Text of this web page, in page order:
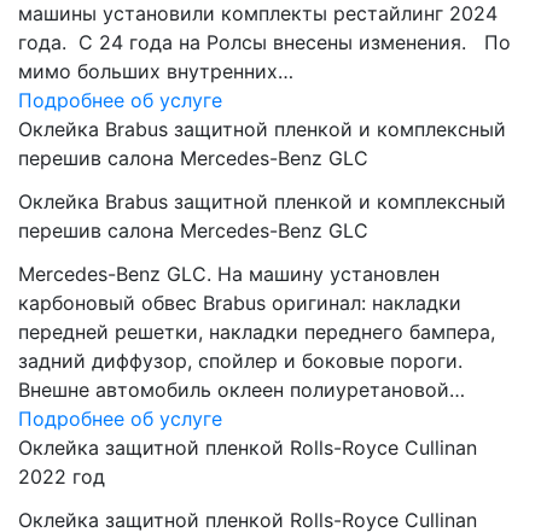
машины установили комплекты рестайлинг 2024
года. C 24 года на Ролсы внесены изменения. По
мимо больших внутренних…
Подробнее об услуге
Оклейка Brabus защитной пленкой и комплексный
перешив салона Mercedes-Benz GLC
Оклейка Brabus защитной пленкой и комплексный
перешив салона Mercedes-Benz GLC
Mercedes-Benz GLC. На машину установлен
карбоновый обвес Brabus оригинал: накладки
передней решетки, накладки переднего бампера,
задний диффузор, спойлер и боковые пороги.
Внешне автомобиль оклеен полиуретановой…
Подробнее об услуге
Оклейка защитной пленкой Rolls-Royce Cullinan
2022 год
Оклейка защитной пленкой Rolls-Royce Cullinan